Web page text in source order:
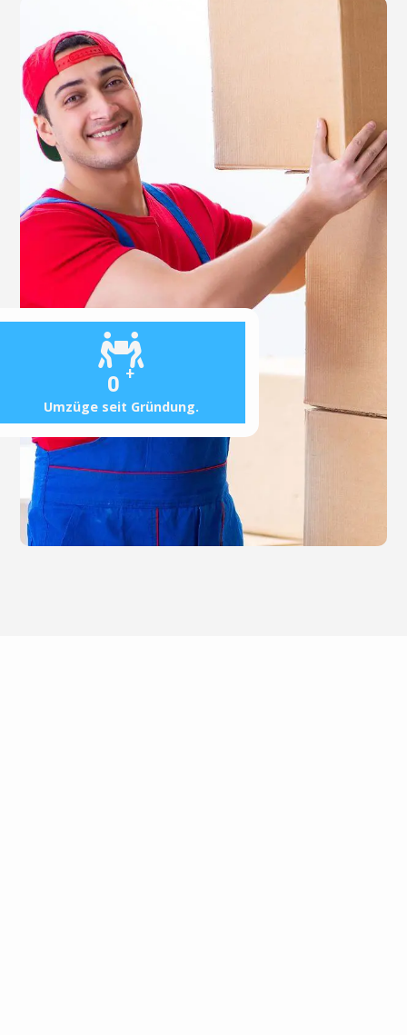
0 +
Umzüge seit Gründung.